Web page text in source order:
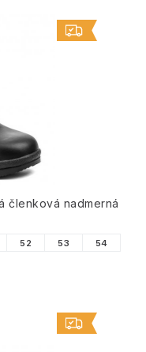
členková nadmerná
52 53 54